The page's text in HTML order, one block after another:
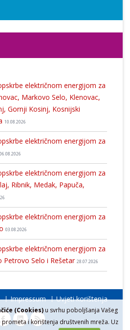
(Cookies)u svrhu poboljšanja Vašeg
prometa i korištenja društvenih mreža. Uz
električnom energijom za
Markovo Selo, Klenovac,
Gornji Kosinj, Kosnijski
10.08.2026
električnom energijom za
06.08.2026
električnom energijom za
Ribnik, Medak, Papuča,
električnom energijom za
03.08.2026
električnom energijom za
Petrovo Selo i Rešetar 28.07.2026
Impressum Uvjeti korištenja